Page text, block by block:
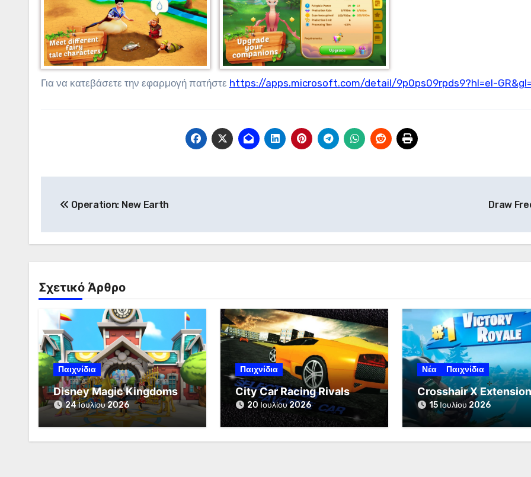
Για να κατεβάσετε την εφαρμογή πατήστε https://apps.microsoft.com/detail/9p0ps09rpds9?hl=el-
άρθρων
Operation: New Earth Draw
Σχετικό Άρθρο
Παιχνίδια
Disney Magic Kingdoms
24 Ιουλίου 2026
Παιχνίδια
City Car Racing Rivals
20 Ιουλίου 2026
Νέα Παιχνίδια
Crosshair X Extension
15 Ιουλίου 2026